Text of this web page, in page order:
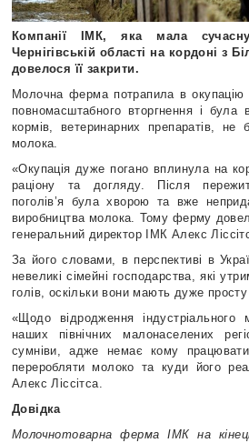
Компанії ІМК, яка мала
Чернігівській області на кордоні з
довелося її закрити.
Молочна ферма потрапила в
повномасштабного вторгнення і була
кормів, ветеринарних препаратів, не
молока.
«Окупація дуже погано вплинула на
раціону та догляду. Після
поголів’я була хворою та вже
виробництва молока. Тому ферму
генеральний директор ІМК Алекс
За його словами, в перспективі в
невеликі сімейні господарства, які
голів, оскільки вони мають дуже
«Щодо відродження індустріального
наших північних малонаселених
сумніви, адже немає кому
переробляти молоко та куди його
Алекс Ліссітса.
Довідка
Молочнотоварна ферма ІМК на